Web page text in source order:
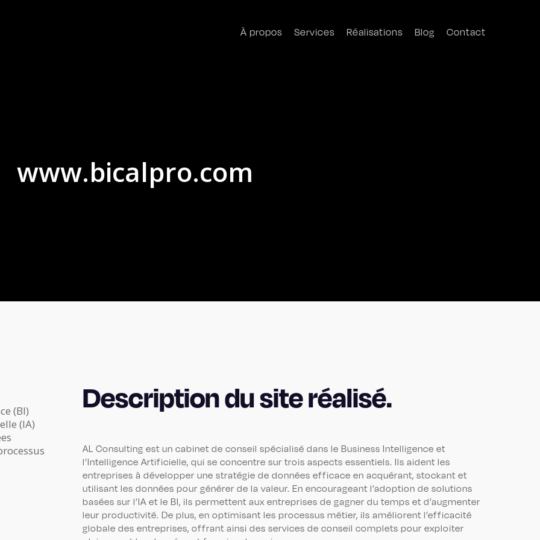
À propos Services Réalisations Blog Contact
www.bicalpro.com
(BI)
(IA)
Description du site réalisé.
AL Consulting est un cabinet de conseil spécialisé dans le Business Intelligence et
l’Intelligence Artificielle, qui se concentre sur trois aspects essentiels. Ils aident les
entreprises à développer une stratégie de données efficace en acquérant, stockant et
utilisant les données pour générer de la valeur. En encourageant l’adoption de solutions
basées sur l’IA et le BI, ils permettent aux entreprises de gagner du temps et d’augmenter
leur productivité. De plus, en optimisant les processus métier, ils améliorent l’efficacité
globale des entreprises, offrant ainsi des services de conseil complets pour exploiter